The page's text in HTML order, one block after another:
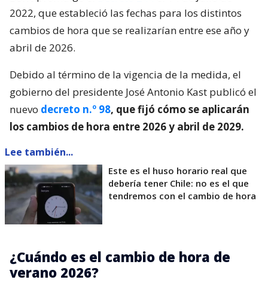
2022, que estableció las fechas para los distintos
cambios de hora que se realizarían entre ese año y
abril de 2026.
Debido al término de la vigencia de la medida, el
gobierno del presidente José Antonio Kast publicó el
nuevo decreto n.º 98, que fijó cómo se aplicarán
los cambios de hora entre 2026 y abril de 2029.
Lee también...
Este es el huso horario real que
debería tener Chile: no es el que
tendremos con el cambio de hora
¿Cuándo es el cambio de hora de
verano 2026?